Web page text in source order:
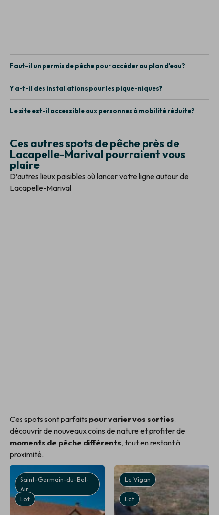
Faut-il un permis de pêche pour accéder au plan d'eau?
Y a-t-il des installations pour les pique-niques?
Le site est-il accessible aux personnes à mobilité réduite?
Ces autres spots de pêche près de
Lacapelle-Marival pourraient vous
plaire
D’autres lieux paisibles où lancer votre ligne autour de
Lacapelle-Marival
Ces spots sont parfaits pour varier vos sorties,
découvrir de nouveaux coins de nature et profiter de
moments de pêche différents, tout en restant à
proximité.
Saint-Germain-du-Bel-
Air
Lot
Le Vigan
Lot